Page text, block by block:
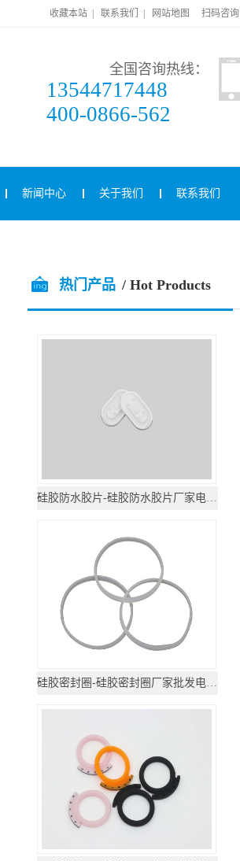
收藏本站 联系我们 网站地图 扫码咨询
全国咨询热线：
13544717448
400-0866-562
新闻中心 关于我们 联系我们
热门产品 / Hot Products
硅胶防水胶片-硅胶防水胶片厂家电话地址
硅胶密封圈-硅胶密封圈厂家批发电话地址